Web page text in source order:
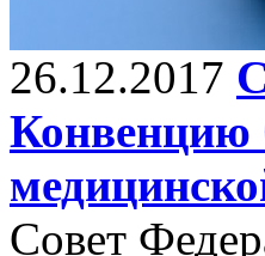
26.12.2017
Конвенцию
Совет